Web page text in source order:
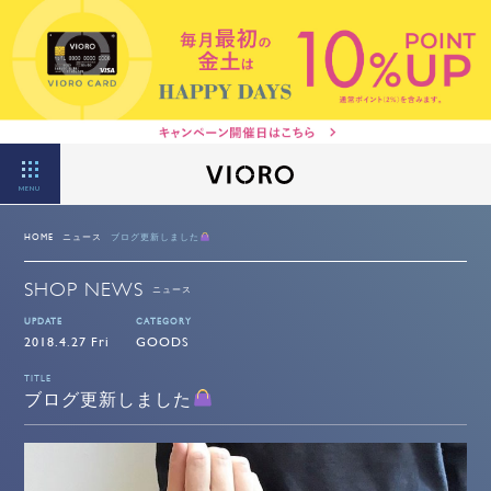
MENU
HOME ニュース ブログ更新しました
SHOP NEWS ニュース
UPDATE
2018.4.27 Fri
CATEGORY
GOODS
TITLE
ブログ更新しました